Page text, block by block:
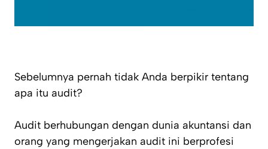
Sebelumnya pernah tidak Anda berpikir tentang
apa itu audit?
Audit berhubungan dengan dunia akuntansi dan
orang yang mengerjakan audit ini berprofesi